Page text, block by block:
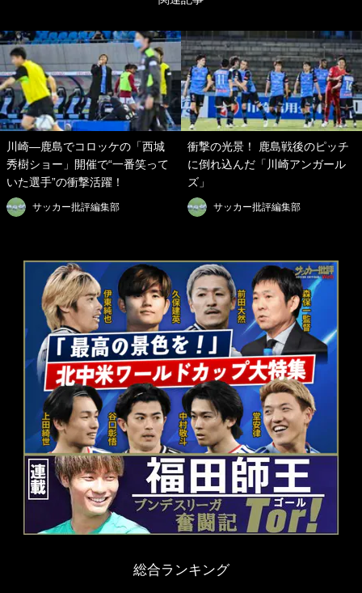
川崎―鹿島でコロッケの「西城
秀樹ショー」開催で“一番笑って
いた選手”の衝撃活躍！
サッカー批評編集部
衝撃の光景！ 鹿島戦後のピッチ
に倒れ込んだ「川崎アンガール
ズ」
サッカー批評編集部
総合ランキング